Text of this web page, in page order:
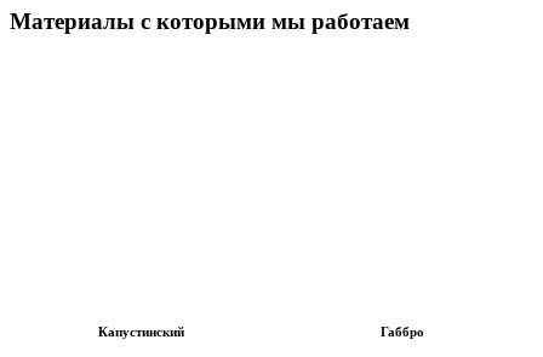
Материалы с которыми мы работаем
Капустинский Габбро